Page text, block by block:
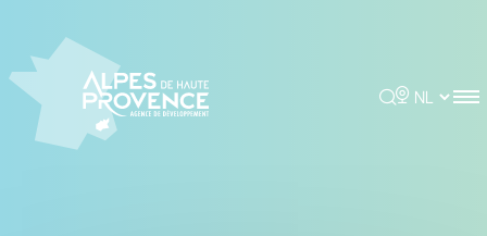
Rechercher
Choisir la